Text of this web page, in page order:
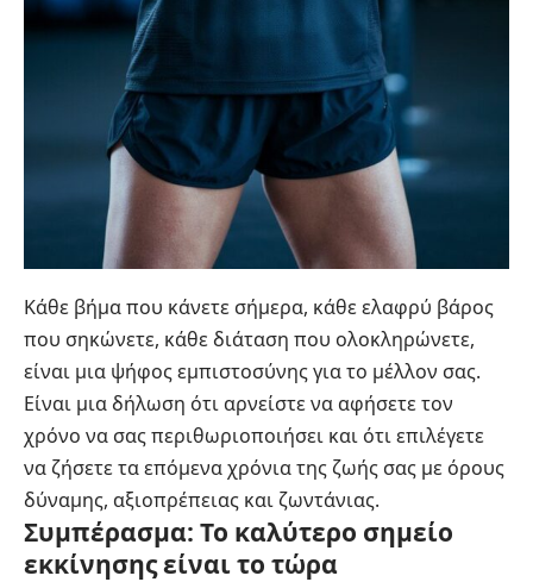
Κάθε βήμα που κάνετε σήμερα, κάθε ελαφρύ βάρος
που σηκώνετε, κάθε διάταση που ολοκληρώνετε,
είναι μια ψήφος εμπιστοσύνης για το μέλλον σας.
Είναι μια δήλωση ότι αρνείστε να αφήσετε τον
χρόνο να σας περιθωριοποιήσει και ότι επιλέγετε
να ζήσετε τα επόμενα χρόνια της ζωής σας με όρους
δύναμης, αξιοπρέπειας και ζωντάνιας.
Συμπέρασμα: Το καλύτερο σημείο
εκκίνησης είναι το τώρα